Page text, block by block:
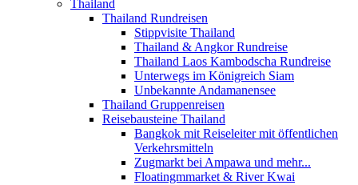
Thailand
Thailand Rundreisen
Stippvisite Thailand
Thailand & Angkor Rundreise
Thailand Laos Kambodscha Rundreise
Unterwegs im Königreich Siam
Unbekannte Andamanensee
Thailand Gruppenreisen
Reisebausteine Thailand
Bangkok mit Reiseleiter mit öffentlichen
Verkehrsmitteln
Zugmarkt bei Ampawa und mehr...
Floatingmmarket & River Kwai